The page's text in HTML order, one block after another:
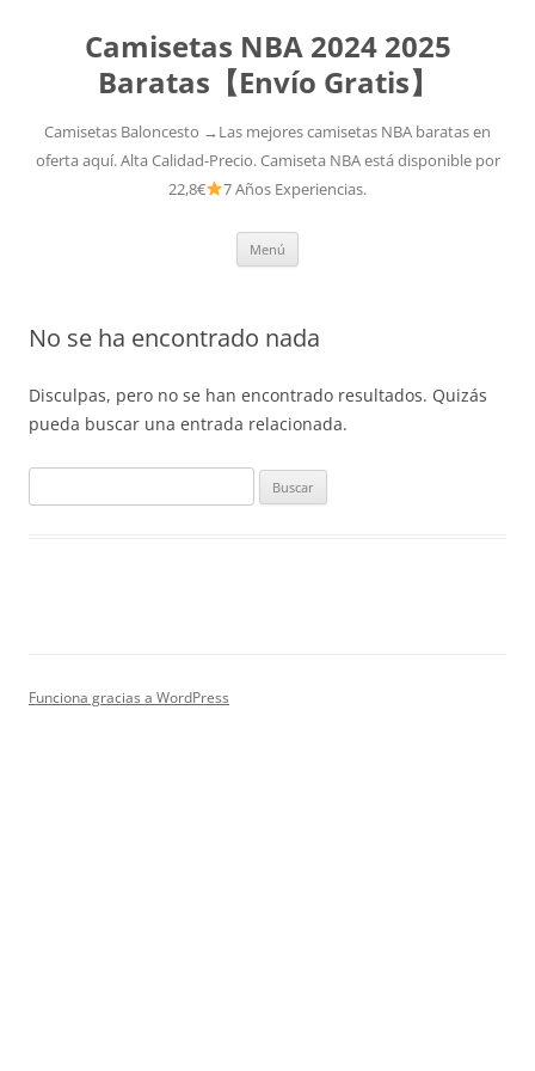
Camisetas NBA 2024 2025
Baratas【Envío Gratis】
Camisetas Baloncesto →Las mejores camisetas NBA baratas en
oferta aquí. Alta Calidad-Precio. Camiseta NBA está disponible por
22,8€
7 Años Experiencias.
Menú
No se ha encontrado nada
Disculpas, pero no se han encontrado resultados. Quizás
pueda buscar una entrada relacionada.
Funciona gracias a WordPress